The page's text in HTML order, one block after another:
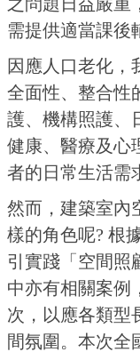
需提供適當課後
因應人口老化，
全面性、整合性
護、機構照護、
健康、醫療及心
者的日常生活需
然而，建築室內
樣的角色呢? 根
引實踐「空間照
中亦有相關案例
次，以應各類型
間氛圍。本次全